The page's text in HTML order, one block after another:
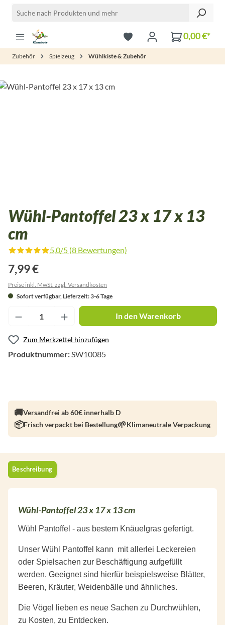
Zum Hauptinhalt springen
0,00 €*
Zubehör Spielzeug Wühlkiste & Zubehör
Bildergalerie überspringen
Wühl-Pantoffel 23 x 17 x 13
cm
5,0/5 (8 Bewertungen)
7,99 €
Preise inkl. MwSt. zzgl. Versandkosten
Sofort verfügbar, Lieferzeit: 3-6 Tage
Produkt Anzahl: Gib den gewünschten
In den Warenkorb
Zum Merkzettel hinzufügen
Produktnummer:SW10085
Versandfrei ab 60€ innerhalb D
Frisch verpackt bei Bestellung
Klimaneutrale Verpackung
Beschreibung
Wühl-Pantoffel 23 x 17 x 13 cm
Wühl Pantoffel - aus bestem Knäuelgras gefertigt.
Unser Wühl Pantoffel kann mit allerlei Leckereien
oder Spielsachen zur Beschäftigung aufgefüllt
werden. Geeignet sind hierfür beispielsweise Blätter,
Beeren, Kräuter, Weidenbälle und ähnliches.
Die Vögel lieben es neue Sachen zu Durchwühlen,
zu Kosten, zu Entdecken.